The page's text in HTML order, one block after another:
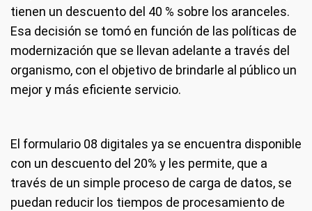
tienen un descuento del 40 % sobre los aranceles.
Esa decisión se tomó en función de las políticas de
modernización que se llevan adelante a través del
organismo, con el objetivo de brindarle al público un
mejor y más eficiente servicio.
El formulario 08 digitales ya se encuentra disponible
con un descuento del 20% y les permite, que a
través de un simple proceso de carga de datos, se
puedan reducir los tiempos de procesamiento de